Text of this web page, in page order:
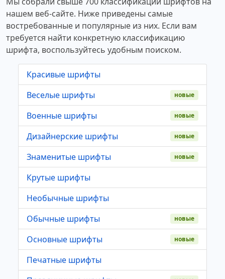
нашем веб-сайте. Ниже приведены самые
востребованные и популярные из них. Если вам
требуется найти конкретную классификацию
шрифта, воспользуйтесь удобным поиском.
Красивые шрифты
Веселые шрифты
новые
Военные шрифты новые
Дизайнерские шрифты новые
Знаменитые шрифты новые
Крутые шрифты
Необычные шрифты
Обычные шрифты
новые
Основные шрифты новые
Печатные шрифты